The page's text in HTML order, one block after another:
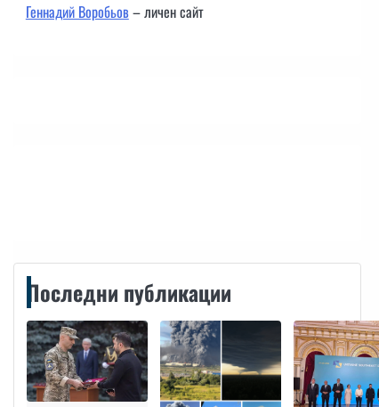
Геннадий Воробьов– личен сайт
Последни публикации